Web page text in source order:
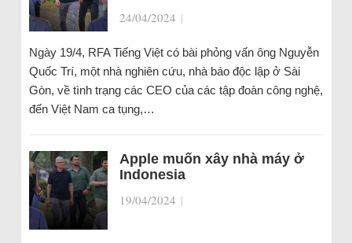
24/04/2024 |
Ngày 19/4, RFA Tiếng Việt có bài phỏng vấn ông Nguyễn
Quốc Trí, một nhà nghiên cứu, nhà báo độc lập ở Sài
Gòn, về tình trạng các CEO của các tập đoàn công nghệ,
đến Việt Nam ca tụng,…
Apple muốn xây nhà máy ở
Indonesia
19/04/2024 |